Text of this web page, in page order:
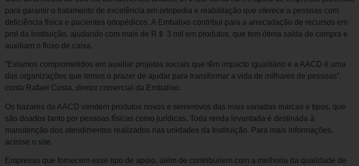
para garantir o tratamento de excelência em ortopedia e reabilitação que oferece a pessoas com
deficiência física e pacientes ortopédicos. A Embalixo contribui para a arrecadação de recursos em
prol da Instituição, ajudando com mais de R＄ 3 mil em produtos, que tem ótima saída de compra e
auxiliam o fluxo de caixa.
“Estamos comprometidos em auxiliar projetos sociais que têm impacto igualitário e a AACD é uma
das organizações que temos o prazer de ajudar para transformar a vida de milhares de pessoas”,
conta Rafael Costa, diretor comercial da Embalixo.
Os bazares da AACD vendem produtos novos e seminovos das mais variadas marcas e tipos, que
são doados tanto por pessoas físicas como jurídicas. Toda renda levantada é destinada à
manutenção dos atendimentos realizados nas unidades da Instituição. Para mais informações,
acesse o site.
Empresas que fornecem esse tipo de apoio, além de contribuírem com a melhoria da qualidade de